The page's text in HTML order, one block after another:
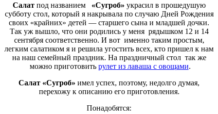
Салатпод названием«Сугроб» украсил в прошедушую
субботу стол, который я накрывала по случаю Дней Рождения
своих «крайних» детей — старшего сына и младшей дочки.
Так уж вышло, что они родились у меня рядышком 12 и 14
сентября соответственно. И вот именно таким простым,
легким салатиком я и решила угостить всех, кто пришел к нам
на наш семейный праздник. На праздничный стол так же
можно приготовить рулет из лаваша с овощами.
Салат «Сугроб» имел успех, поэтому, недолго думая,
перехожу к описанию его приготовления.
Понадобятся: